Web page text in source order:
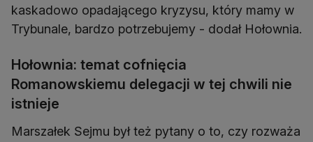
kaskadowo opadającego kryzysu, który mamy w
Trybunale, bardzo potrzebujemy - dodał Hołownia.
Hołownia: temat cofnięcia
Romanowskiemu delegacji w tej chwili nie
istnieje
Marszałek Sejmu był też pytany o to, czy rozważa